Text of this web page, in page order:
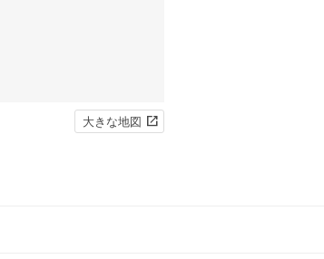
大きな地図